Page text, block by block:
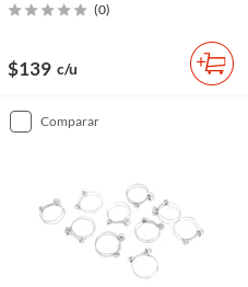
(0)
$139 c/u
comparar